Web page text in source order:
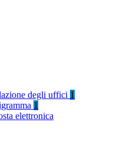
degli uffici 1
1
elettronica